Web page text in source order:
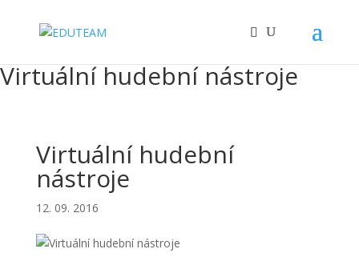
Virtuální hudební nástroje
Virtuální hudební
nástroje
12. 09. 2016